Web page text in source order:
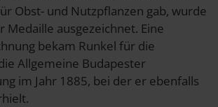
Obst- und Nutzpflanzen gab, wurde
Medaille ausgezeichnet. Eine
bekam Runkel für die
Allgemeine Budapester
im Jahr 1885, bei der er ebenfalls